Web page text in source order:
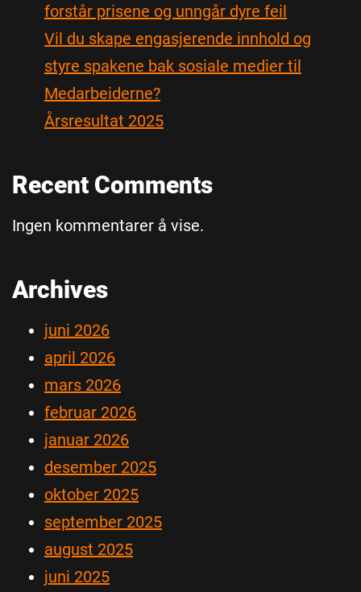
forstår prisene og unngår dyre feil
Vil du skape engasjerende innhold og
styre spakene bak sosiale medier til
Medarbeiderne?
Årsresultat 2025
Recent Comments
Ingen kommentarer å vise.
Archives
juni 2026
april 2026
mars 2026
februar 2026
januar 2026
desember 2025
oktober 2025
september 2025
august 2025
juni 2025